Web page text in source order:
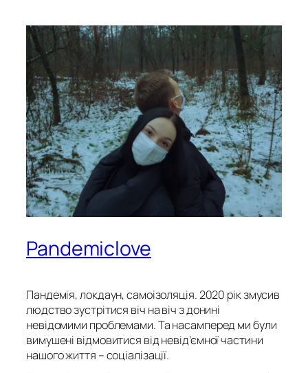
Pandemiclove
Пандемія, локдаун, самоізоляція. 2020 рік змусив
людство зустрітися віч на віч з донині
невідомими проблемами. Та насамперед ми були
вимушені відмовитися від невід’ємної частини
нашого життя – соціалізації.